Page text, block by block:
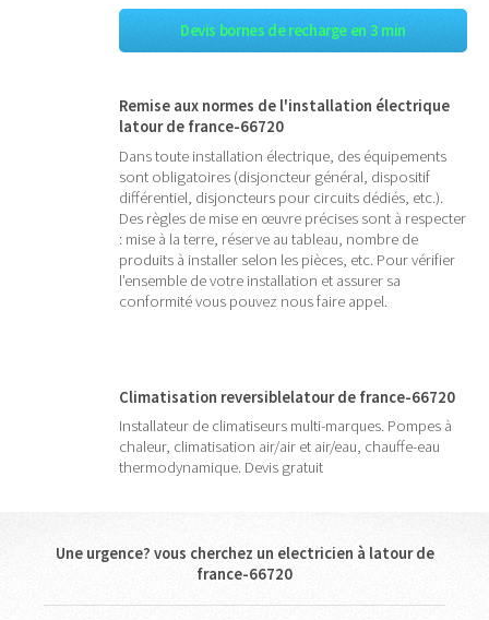
Devis bornes de recharge en 3 min
Remise aux normes de l'installation électrique
latour de france-66720
Dans toute installation électrique, des équipements
sont obligatoires (disjoncteur général, dispositif
différentiel, disjoncteurs pour circuits dédiés, etc.).
Des règles de mise en œuvre précises sont à respecter
: mise à la terre, réserve au tableau, nombre de
produits à installer selon les pièces, etc. Pour vérifier
l’ensemble de votre installation et assurer sa
conformité vous pouvez nous faire appel.
Climatisation reversiblelatour de france-66720
Installateur de climatiseurs multi-marques. Pompes à
chaleur, climatisation air/air et air/eau, chauffe-eau
thermodynamique. Devis gratuit
Une urgence? vous cherchez un electricien à latour de
france-66720